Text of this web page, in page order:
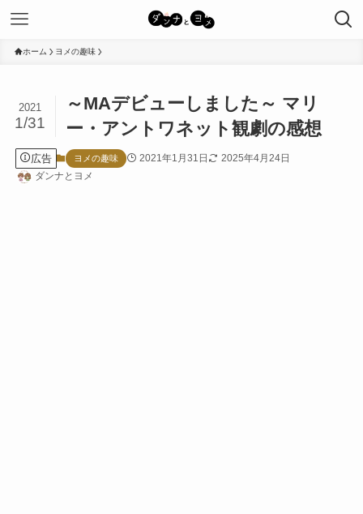
ホーム ヨメの趣味
～MAデビューしました～ マリ
ー・アントワネット観劇の感想
2021
1/31
広告 ヨメの趣味 2021年1月31日
2025年4月24日
ダンナとヨメ